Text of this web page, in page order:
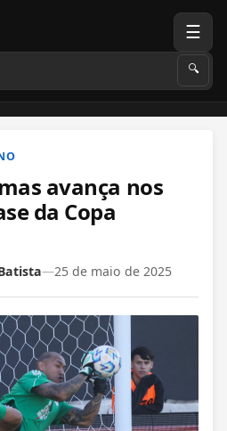
🔍
☰
avança nos
da Copa
—25 de maio de 2025